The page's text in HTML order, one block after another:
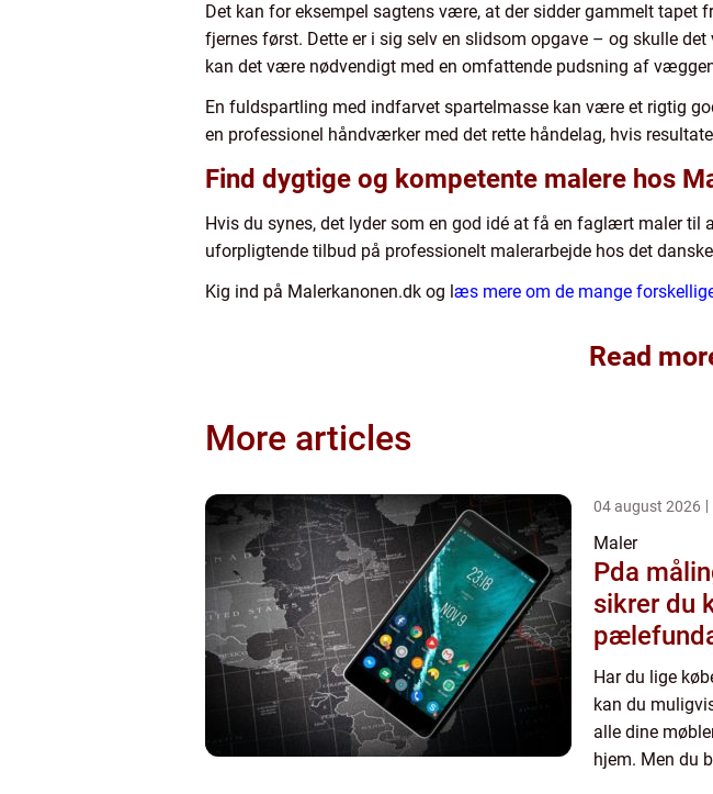
Det kan for eksempel sagtens være, at der sidder gammelt tapet
fjernes først. Dette er i sig selv en slidsom opgave – og skulle
kan det være nødvendigt med en omfattende pudsning af
En fuldspartling med indfarvet spartelmasse kan være et rigtig
en professionel håndværker med det rette håndelag, hvis
Find dygtige og kompetente malere hos
Hvis du synes, det lyder som en god idé at få en faglært maler
uforpligtende tilbud på professionelt malerarbejde hos det
Kig ind på Malerkanonen.dk og læs mere om de mange
Read
More articles
04 august 2026
Maler
Pda
sikrer du
Har du lige
kan du
alle dine
hjem. Men du